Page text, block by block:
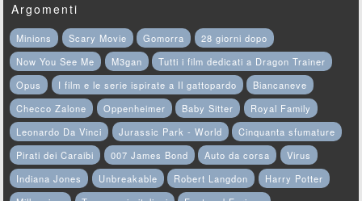
Argomenti
Minions Scary Movie Gomorra
28 giorni dopo
Now You See Me
M3gan
Tutti i film dedicati a Dragon Trainer
Opus
I film e le serie ispirate a Il gattopardo
Biancaneve
Checco Zalone
Oppenheimer Baby Sitter
Royal Family
Leonardo Da Vinci
Jurassic Park - World
Cinquanta sfumature
Pirati dei Caraibi
007 James Bond Auto da corsa
Virus
Indiana Jones
Unbreakable Robert Langdon
Harry Potter